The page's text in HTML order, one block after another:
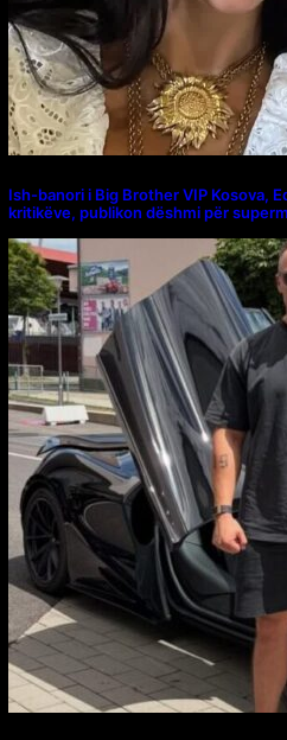
Ish-banori i Big Brother VIP Kosova,
kritikëve, publikon dëshmi për